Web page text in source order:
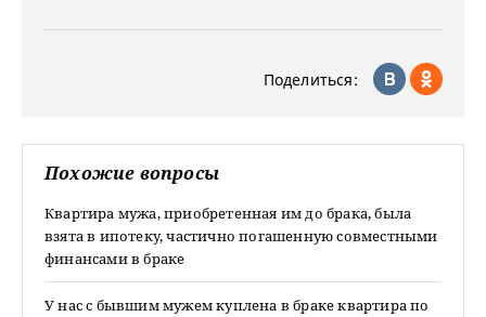
Поделиться:
Похожие вопросы
Квартира мужа, приобретенная им до брака, была
взята в ипотеку, частично погашенную совместными
финансами в браке
У нас с бывшим мужем куплена в браке квартира по